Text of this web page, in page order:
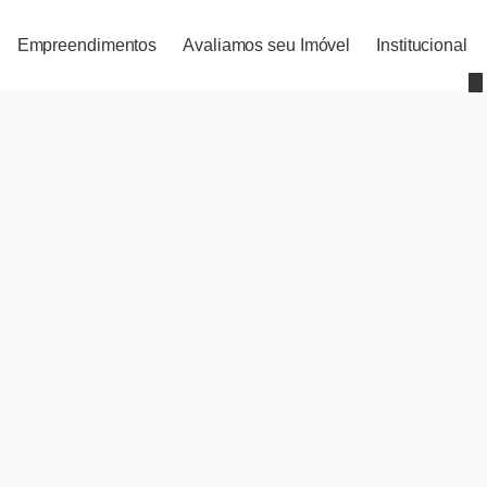
Institucional
Avaliamos seu Imóvel
Empreendimentos